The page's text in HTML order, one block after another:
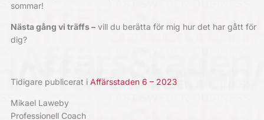
sommar!
Nästa gång vi träffs –vill du berätta för mig hur det har gått för
dig?
Tidigare publicerat i Affärsstaden 6 – 2023
Mikael Laweby
Professionell Coach